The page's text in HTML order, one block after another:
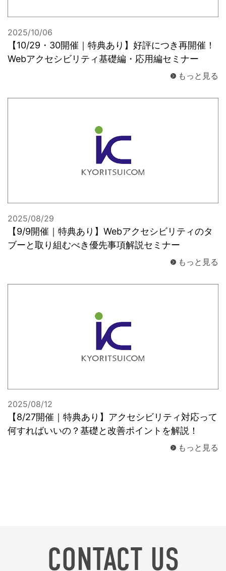
2025/10/06
【10/29・30開催｜特典あり】好評につき再開催！
Webアクセシビリティ基礎編・応用編セミナー
もっと見る
2025/08/29
【9/9開催｜特典あり】Webアクセシビリティのタ
ブーと取り組むべき優先事項解説セミナー
もっと見る
2025/08/12
【8/27開催｜特典あり】アクセシビリティ対応って
何すればいいの？基礎と改善ポイントを解説！
もっと見る
CONTACT US